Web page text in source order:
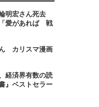
明宏さん死去
愛があれば 戦
カリスマ漫画
経済界有数の読
』ベストセラー